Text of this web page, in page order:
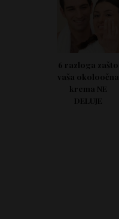
6 razloga zašto
vaša okoloočna
krema NE
DELUJE